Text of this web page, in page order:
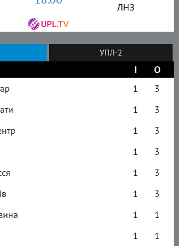
ЛНЗ
УПЛ-2
І
О
1
3
1
3
1
3
1
3
1
3
1
3
1
1
1
1